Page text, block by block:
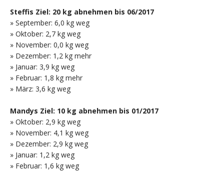
Steffis Ziel: 20 kg abnehmen bis 06/2017
» September: 6,0 kg weg
» Oktober: 2,7 kg weg
» November: 0,0 kg weg
» Dezember: 1,2 kg mehr
» Januar: 3,9 kg weg
» Februar: 1,8 kg mehr
» März: 3,6 kg weg
Mandys Ziel: 10 kg abnehmen bis 01/2017
» Oktober: 2,9 kg weg
» November: 4,1 kg weg
» Dezember: 2,9 kg weg
» Januar: 1,2 kg weg
» Februar: 1,6 kg weg